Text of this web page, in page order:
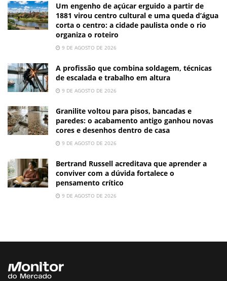
Um engenho de açúcar erguido a partir de
1881 virou centro cultural e uma queda d’água
corta o centro: a cidade paulista onde o rio
organiza o roteiro
9 DE AGOSTO DE 2026
A profissão que combina soldagem, técnicas
de escalada e trabalho em altura
9 DE AGOSTO DE 2026
Granilite voltou para pisos, bancadas e
paredes: o acabamento antigo ganhou novas
cores e desenhos dentro de casa
9 DE AGOSTO DE 2026
Bertrand Russell acreditava que aprender a
conviver com a dúvida fortalece o
pensamento crítico
9 DE AGOSTO DE 2026